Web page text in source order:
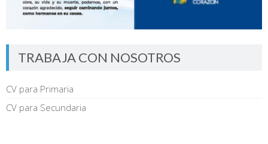
TRABAJA CON NOSOTROS
CV para Primaria
CV para Secundaria